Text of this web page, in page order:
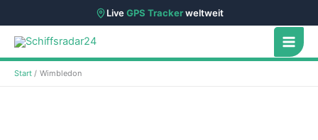
LiveGPS Trackerweltweit
Zum
Inhalt
springen
Start Wimbledon